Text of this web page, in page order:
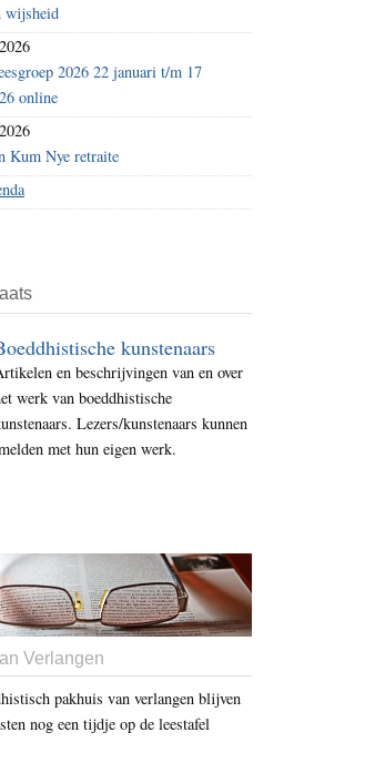
wijsheid
2026 22 januari t/m 17
online
Kum Nye retraite
kunstenaars
en beschrijvingen van en over
werk van boeddhistische
Lezers/kunstenaars kunnen
met hun eigen werk.
Verlangen
pakhuis van verlangen blijven
nog een tijdje op de leestafel